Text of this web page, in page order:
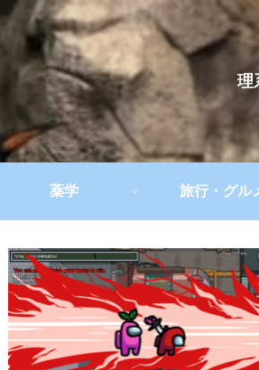
理
薬学 旅行・グル